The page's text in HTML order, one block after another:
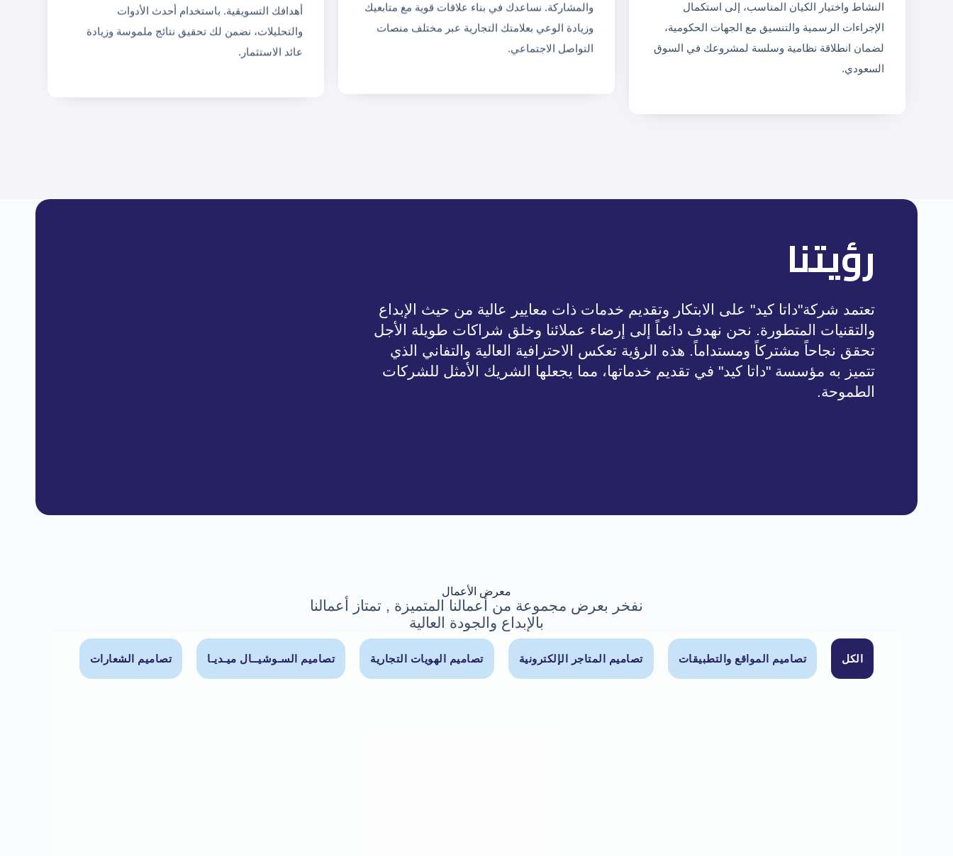
النشاط واختيار الكيان المناسب، إلى استكمال
الإجراءات الرسمية والتنسيق مع الجهات الحكومية،
لضمان انطلاقة نظامية وسلسة لمشروعك في السوق
السعودي.
والمشاركة. نساعدك في بناء علاقات قوية مع متابعيك
وزيادة الوعي بعلامتك التجارية عبر مختلف منصات
التواصل الاجتماعي.
أهدافك التسويقية. باستخدام أحدث الأدوات
والتحليلات، نضمن لك تحقيق نتائج ملموسة وزيادة
عائد الاستثمار.
رؤيتنا
تعتمد شركة"داتا كيد" على الابتكار وتقديم خدمات ذات معايير عالية من حيث الإبداع
والتقنيات المتطورة. نحن نهدف دائماً إلى إرضاء عملائنا وخلق شراكات طويلة الأجل
تحقق نجاحاً مشتركاً ومستداماً. هذه الرؤية تعكس الاحترافية العالية والتفاني الذي
تتميز به مؤسسة "داتا كيد" في تقديم خدماتها، مما يجعلها الشريك الأمثل للشركات
الطموحة.
معرض الأعمال
نفخر بعرض مجموعة من أعمالنا المتميزة , تمتاز أعمالنا
بالإبداع والجودة العالية
الكل تصاميم المواقع والتطبيقات تصاميم المتاجر الإلكترونية تصاميم الهويات التجارية تصاميم السـوشيــال ميـديـا تصاميم الشعارات